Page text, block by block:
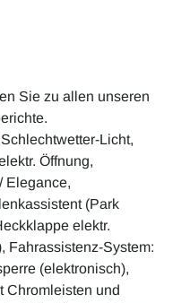
Sie zu allen unseren
Licht,
Öffnung,
Elegance,
(Park
elektr.
Fahrassistenz-System:
(elektronisch),
Chromleisten und